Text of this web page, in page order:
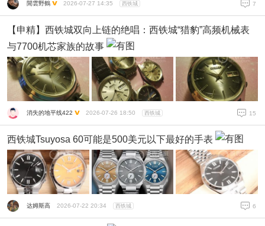
閒雲野鶴 2026-07-27 14:35 西铁城 7
【申精】西铁城双向上链的绝唱：西铁城“猎豹”高频机械表
与7700机芯家族的故事
消失的地平线422 2026-07-26 18:50 西铁城 15
西铁城Tsuyosa 60可能是500美元以下最好的手表
达姆斯高 2026-07-22 20:34 西铁城 6